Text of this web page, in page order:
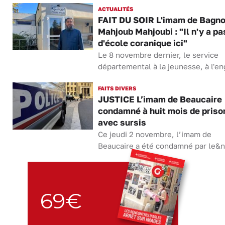
ACTUALITÉS
FAIT DU SOIR L'imam de
Mahjoub Mahjoubi : "Il n'y a
d'école coranique ici"
Le 8 novembre dernier, le service
départemental à la jeunesse, à
FAITS DIVERS
JUSTICE L’imam de Beaucaire
condamné à huit mois de
avec sursis
Ce jeudi 2 novembre, l’imam de
Beaucaire a été condamné par
69€